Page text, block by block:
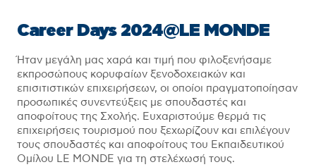
Career Days 2024@LE MONDE
Ήταν μεγάλη μας χαρά και τιμή που φιλοξενήσαμε
εκπροσώπους κορυφαίων ξενοδοχειακών και
επισιτιστικών επιχειρήσεων, οι οποίοι πραγματοποίησαν
προσωπικές συνεντεύξεις με σπουδαστές και
αποφοίτους της Σχολής. Ευχαριστούμε θερμά τις
επιχειρήσεις τουρισμού που ξεχωρίζουν και επιλέγουν
τους σπουδαστές και αποφοίτους του Εκπαιδευτικού
Ομίλου LE MONDE για τη στελέχωσή τους.